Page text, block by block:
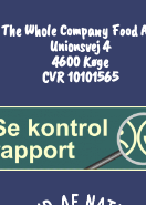
The Whole Company Food
Unionsvej 4
4600 Køge
CVR 10101565